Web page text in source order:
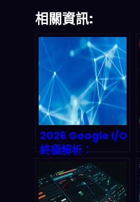
相關資訊:
2026 Google I/O
終極解析：
Agentic AI 時代
來臨，數位員工解
放人類勞動力